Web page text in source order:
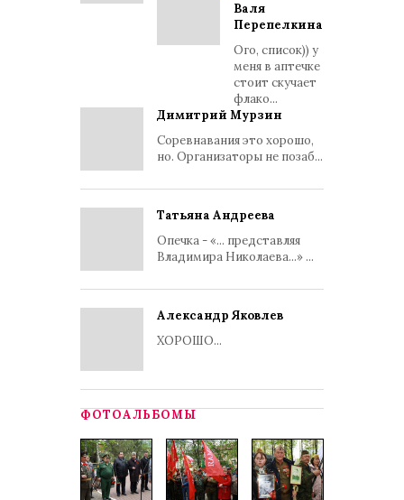
Валя
Перепелкина
Ого, список)) у
меня в аптечке
стоит скучает
флако...
Димитрий Мурзин
Соревнавания это хорошо,
но. Организаторы не позаб...
Татьяна Андреева
Опечка - «... представляя
Владимира Николаева...» ...
Александр Яковлев
ХОРОШО...
ФОТОАЛЬБОМЫ